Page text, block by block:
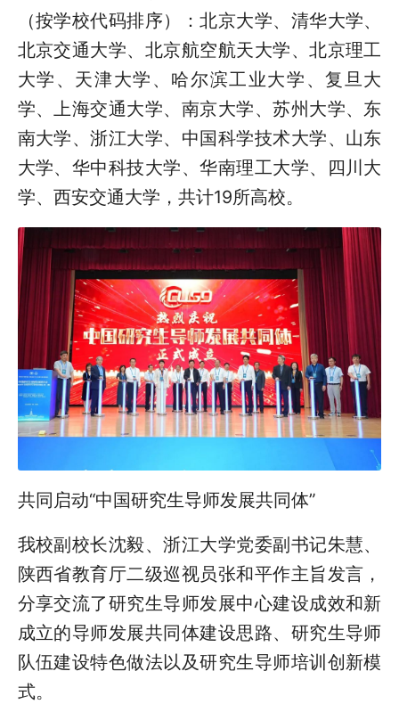
（按学校代码排序）：北京大学、清华大学、
北京交通大学、北京航空航天大学、北京理工
大学、天津大学、哈尔滨工业大学、复旦大
学、上海交通大学、南京大学、苏州大学、东
南大学、浙江大学、中国科学技术大学、山东
大学、华中科技大学、华南理工大学、四川大
学、西安交通大学，共计19所高校。
共同启动“中国研究生导师发展共同体”
我校副校长沈毅、浙江大学党委副书记朱慧、
陕西省教育厅二级巡视员张和平作主旨发言，
分享交流了研究生导师发展中心建设成效和新
成立的导师发展共同体建设思路、研究生导师
队伍建设特色做法以及研究生导师培训创新模
式。